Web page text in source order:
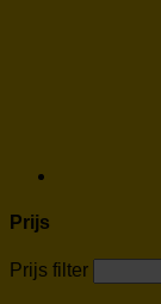
Prijs
Prijs filter